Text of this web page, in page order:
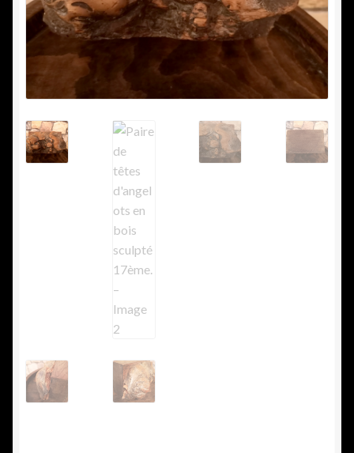
Nous achetons
Vide maison
Commande
Conditions d’utilisation